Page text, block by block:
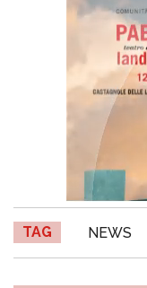
TAG NEWS